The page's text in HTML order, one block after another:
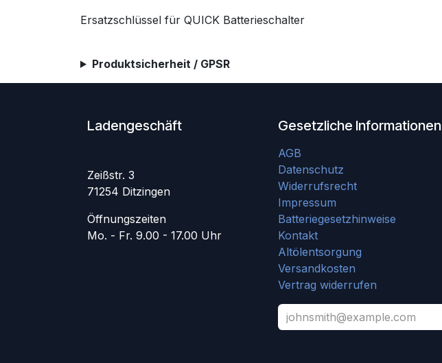
Ersatzschlüssel für QUICK Batterieschalter
Produktsicherheit / GPSR
Ladengeschäft
Zeißstr. 3
71254 Ditzingen
Öffnungszeiten
Mo. - Fr. 9.00 - 17.00 Uhr
Gesetzliche Informationen
AGB
Datenschutz
Widerrufsrecht
Impressum
Batteriegesetzhinweise
Kontakt
Altölentsorgung
Versandkosten
Vertrag widerrufen